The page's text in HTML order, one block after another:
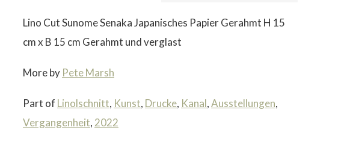
Lino Cut Sunome Senaka Japanisches Papier Gerahmt H 15
cm x B 15 cm Gerahmt und verglast
More by Pete Marsh
Part of Linolschnitt, Kunst, Drucke, Kanal,Ausstellungen,
Vergangenheit, 2022